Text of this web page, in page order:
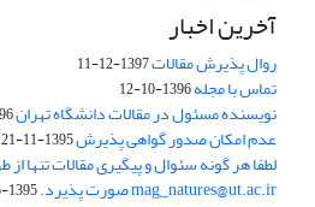
آخرین اخبار
روال پذیرش مقالات1397-12-11
تماس با مجله1396-10-12
نویسنده مسئول در مقالات دانشگاه تهران11
عدم امکان صدور گواهی پذیرش1395-11-21
لطفا هر گونه سئوال و پیگیری مقالات تنها از
mag_natures@ut.ac.ir صورت پذیرد. 1395-05-27